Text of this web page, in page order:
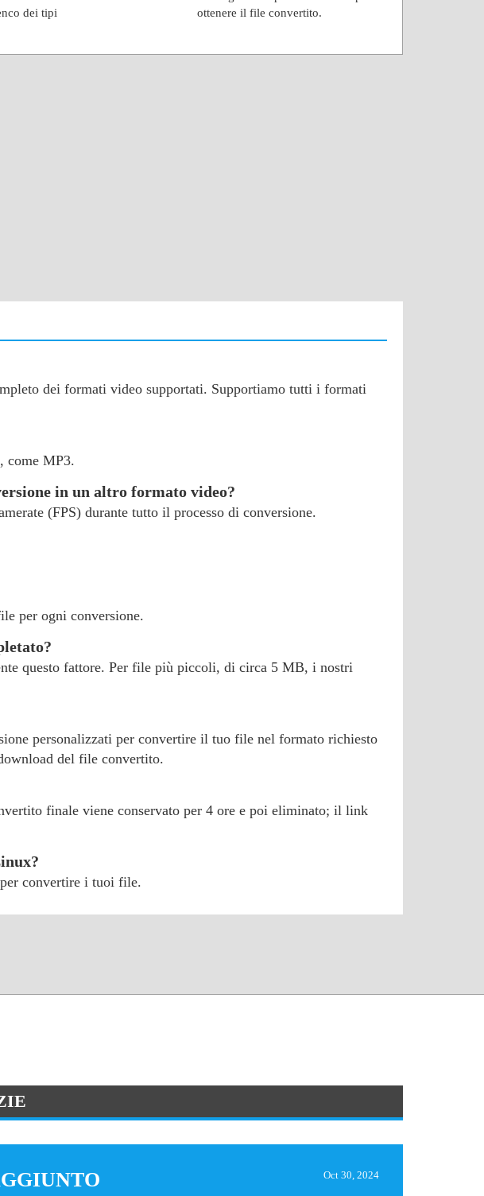
dei tipi
ottenere il file convertito.
dei formati video supportati. Supportiamo tutti i formati
come MP3.
in un altro formato video?
(FPS) durante tutto il processo di conversione.
per ogni conversione.
questo fattore. Per file più piccoli, di circa 5 MB, i nostri
personalizzati per convertire il tuo file nel formato richiesto
del file convertito.
finale viene conservato per 4 ore e poi eliminato; il link
convertire i tuoi file.
Oct 30, 2024